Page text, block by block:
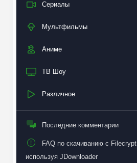
Сериалы
Мультфильмы
Аниме
ТВ Шоу
Различное
Последние комментарии
FAQ по скачиванию с Filecrypt
используя JDownloader